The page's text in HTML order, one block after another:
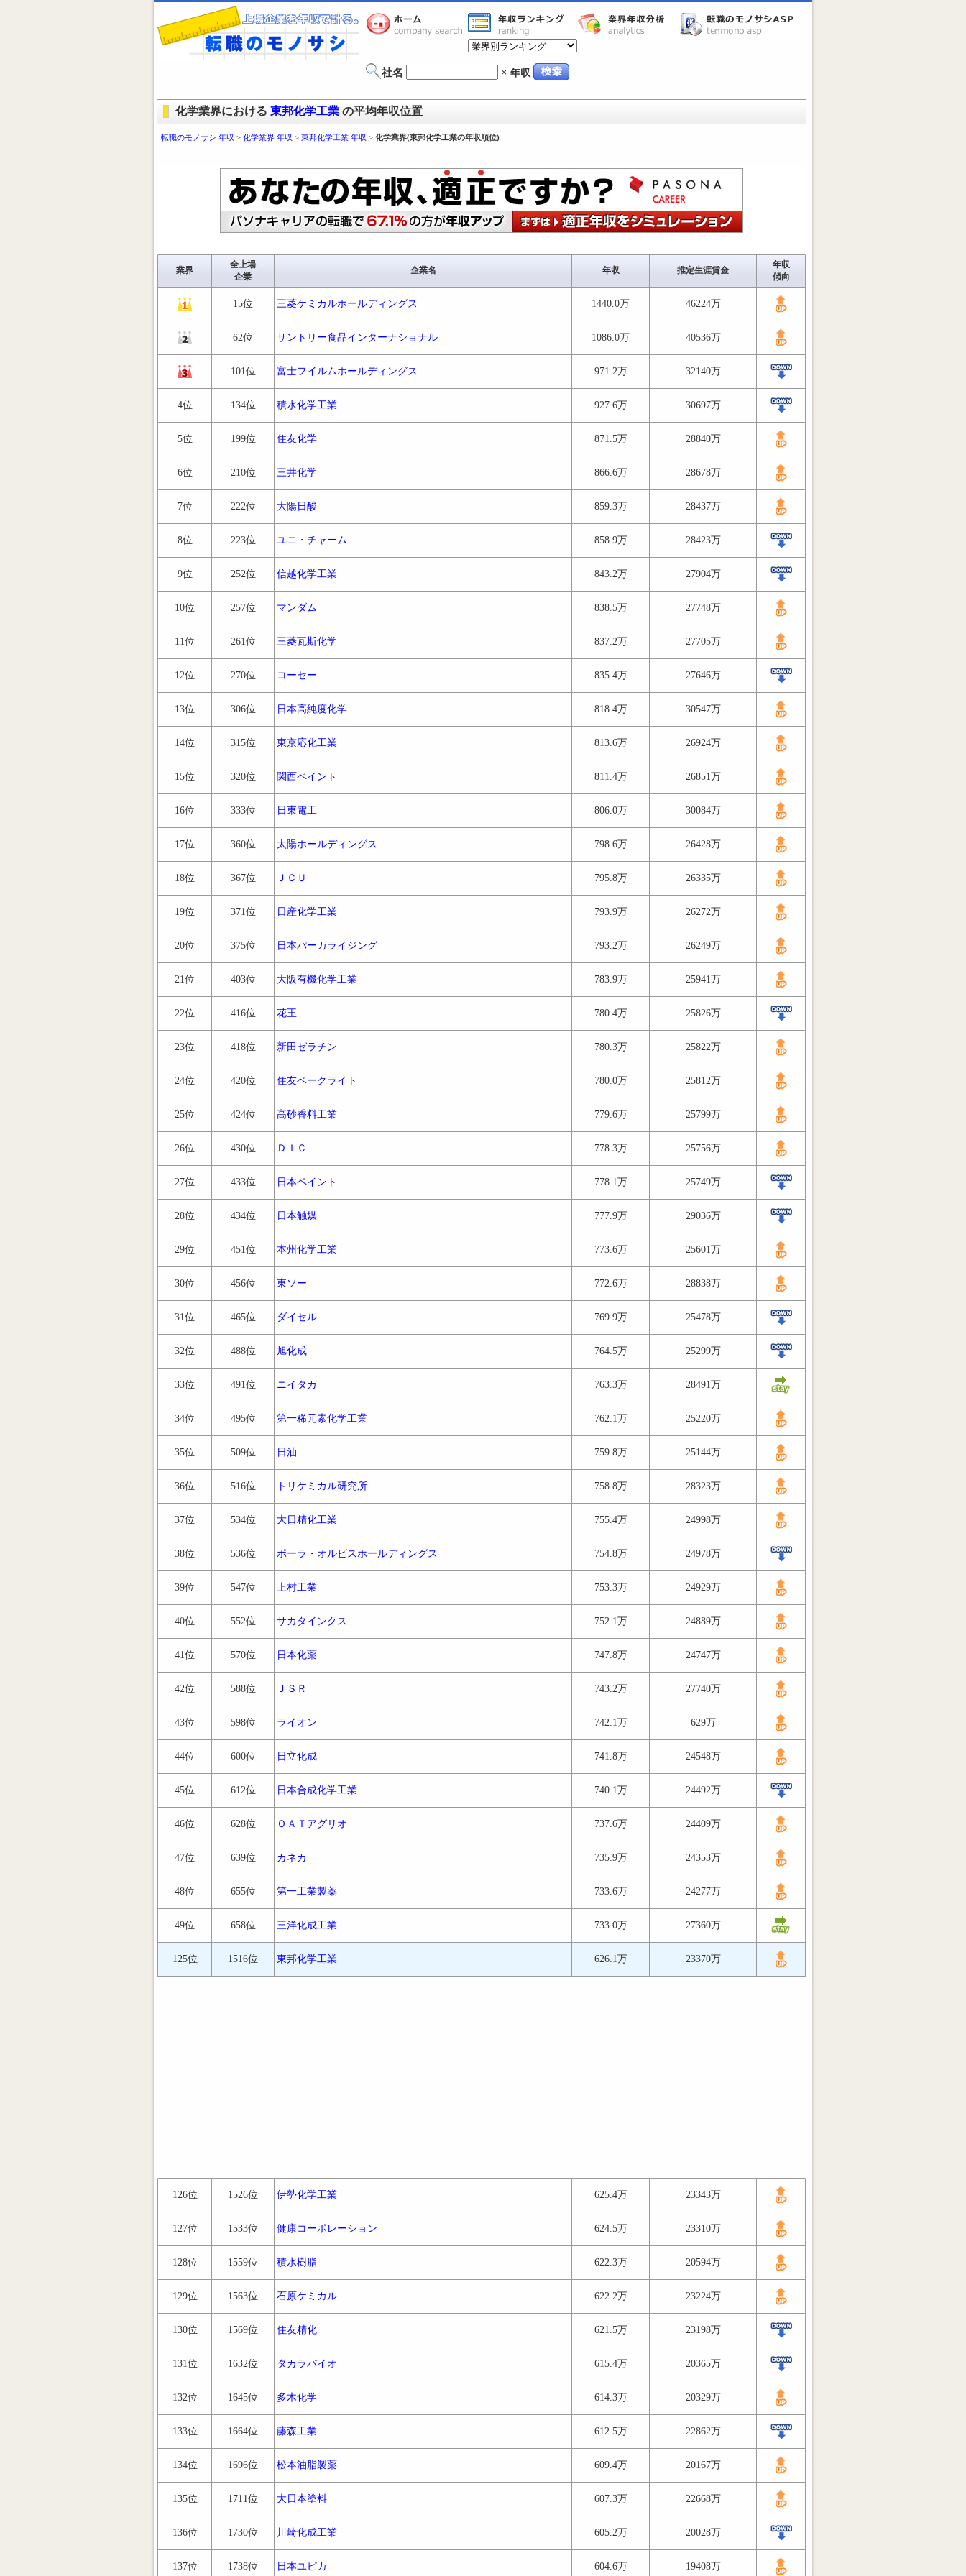
社名 × 年収
化学業界における 東邦化学工業 の平均年収位置
転職のモノサシ 年収 > 化学業界 年収 > 東邦化学工業 年収 > 化学業界(東邦化学工業の年収順位)
業界
全上場
企業
企業名 年収 推定生涯賃金
年収
傾向
15位 三菱ケミカルホールディングス 1440.0万 46224万
62位 サントリー食品インターナショナル 1086.0万 40536万
101位 富士フイルムホールディングス 971.2万 32140万
4位 134位 積水化学工業 927.6万 30697万
5位 199位 住友化学 871.5万 28840万
6位 210位 三井化学 866.6万 28678万
7位 222位 大陽日酸 859.3万 28437万
8位 223位 ユニ・チャーム 858.9万 28423万
9位 252位 信越化学工業 843.2万 27904万
10位 257位 マンダム 838.5万 27748万
11位 261位 三菱瓦斯化学 837.2万 27705万
12位 270位 コーセー 835.4万 27646万
13位 306位 日本高純度化学 818.4万 30547万
14位 315位 東京応化工業 813.6万 26924万
15位 320位 関西ペイント 811.4万 26851万
16位 333位 日東電工 806.0万 30084万
17位 360位 太陽ホールディングス 798.6万 26428万
18位 367位 ＪＣＵ 795.8万 26335万
19位 371位 日産化学工業 793.9万 26272万
20位 375位 日本パーカライジング 793.2万 26249万
21位 403位 大阪有機化学工業 783.9万 25941万
22位 416位 花王 780.4万 25826万
23位 418位 新田ゼラチン 780.3万 25822万
24位 420位 住友ベークライト 780.0万 25812万
25位 424位 高砂香料工業 779.6万 25799万
26位 430位 ＤＩＣ 778.3万 25756万
27位 433位 日本ペイント 778.1万 25749万
28位 434位 日本触媒 777.9万 29036万
29位 451位 本州化学工業 773.6万 25601万
30位 456位 東ソー 772.6万 28838万
31位 465位 ダイセル 769.9万 25478万
32位 488位 旭化成 764.5万 25299万
33位 491位 ニイタカ 763.3万 28491万
34位 495位 第一稀元素化学工業 762.1万 25220万
35位 509位 日油 759.8万 25144万
36位 516位 トリケミカル研究所 758.8万 28323万
37位 534位 大日精化工業 755.4万 24998万
38位 536位 ポーラ・オルビスホールディングス 754.8万 24978万
39位 547位 上村工業 753.3万 24929万
40位 552位 サカタインクス 752.1万 24889万
41位 570位 日本化薬 747.8万 24747万
42位 588位 ＪＳＲ 743.2万 27740万
43位 598位 ライオン 742.1万 629万
44位 600位 日立化成 741.8万 24548万
45位 612位 日本合成化学工業 740.1万 24492万
46位 628位 ＯＡＴアグリオ 737.6万 24409万
47位 639位 カネカ 735.9万 24353万
48位 655位 第一工業製薬 733.6万 24277万
49位 658位 三洋化成工業 733.0万 27360万
125位 1516位 東邦化学工業 626.1万 23370万
126位 1526位 伊勢化学工業 625.4万 23343万
127位 1533位 健康コーポレーション 624.5万 23310万
128位 1559位 積水樹脂 622.3万 20594万
129位 1563位 石原ケミカル 622.2万 23224万
130位 1569位 住友精化 621.5万 23198万
131位 1632位 タカラバイオ 615.4万 20365万
132位 1645位 多木化学 614.3万 20329万
133位 1664位 藤森工業 612.5万 22862万
134位 1696位 松本油脂製薬 609.4万 20167万
135位 1711位 大日本塗料 607.3万 22668万
136位 1730位 川崎化成工業 605.2万 20028万
137位 1738位 日本ユピカ 604.6万 19408万